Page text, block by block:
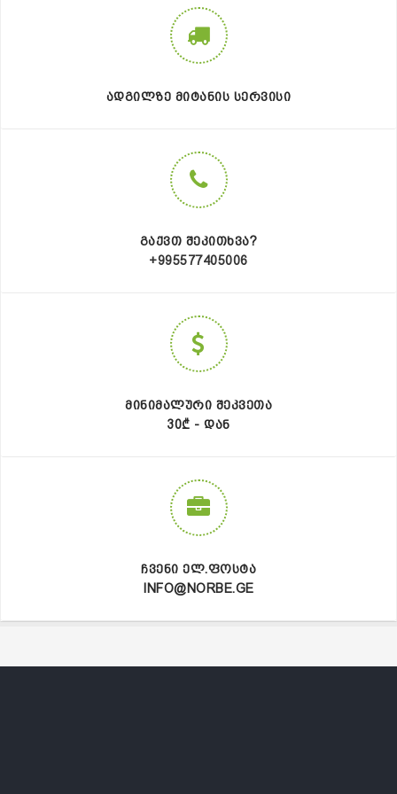
ᲐᲓᲒᲘᲚᲖᲔ ᲛᲘᲢᲐᲜᲘᲡ ᲡᲔᲠᲕᲘᲡᲘ
ᲒᲐᲥᲕᲗ ᲨᲔᲙᲘᲗᲮᲕᲐ?
+995577405006
ᲛᲘᲜᲘᲛᲐᲚᲣᲠᲘ ᲨᲔᲙᲕᲔᲗᲐ
30₾ - ᲓᲐᲜ
ᲩᲕᲔᲜᲘ ᲔᲚ.ᲤᲝᲡᲢᲐ
INFO@NORBE.GE